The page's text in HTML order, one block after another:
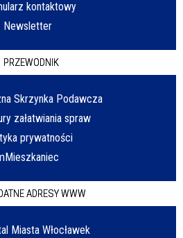
kontaktowy
Newsletter
PRZEWODNIK
Skrzynka Podawcza
załatwiania spraw
prywatności
ADRESY WWW
Miasta Włocławek